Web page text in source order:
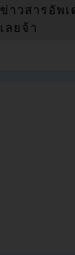
ข่าวสารอัพ
เลยจ้า